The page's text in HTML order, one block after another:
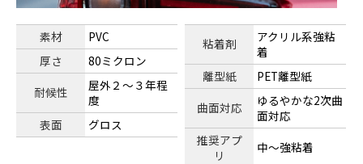
素材
PVC
厚さ
80ミクロン
耐候性
屋外２～３年程
度
表面
グロス
粘着剤
アクリル系強粘
着
離型紙
PET離型紙
曲面対応
ゆるやかな2次曲
面対応
推奨アプ
リ
中～強粘着